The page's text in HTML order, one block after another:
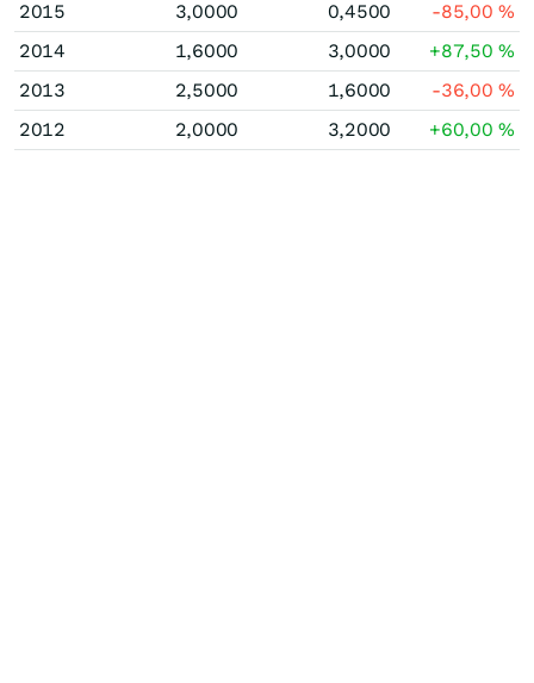
2015
3,0000 0,4500 -85,00%
2014
1,6000 3,0000 +87,50%
2013
2,5000 1,6000 -36,00%
2012
2,0000 3,2000 +60,00%